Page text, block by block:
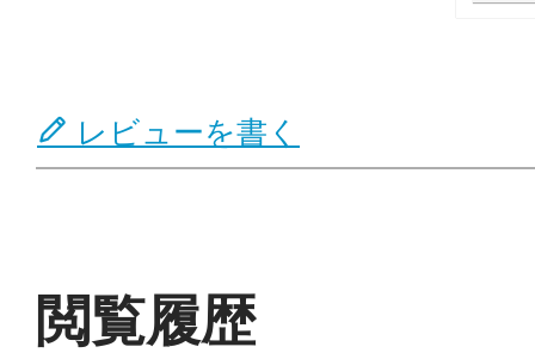
レビューを書く
閲覧履歴